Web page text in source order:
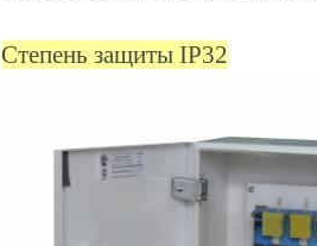
Cтепень защиты IP32